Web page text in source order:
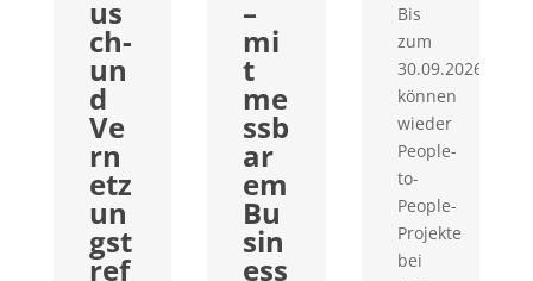
us
ch-
un
d
Ve
rn
etz
un
gst
ref
–
mi
t
me
ssb
ar
em
Bu
sin
ess
Bis
zum
30.09.2026
können
wieder
People-
to-
People-
Projekte
bei